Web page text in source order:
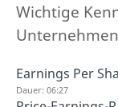
Wichtige
Earnings Per
Dauer: 06:27